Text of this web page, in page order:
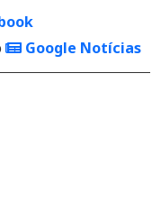
Google Notícias